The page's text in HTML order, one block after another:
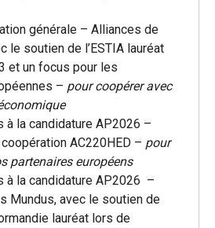
générale – Alliances de
le soutien de l’ESTIA lauréat
et un focus pour les
– pour coopérer avec
à la candidature AP2026 –
AC220HED – pour
partenaires européens
à la candidature AP2026 –
Mundus, avec le soutien de
lauréat lors de